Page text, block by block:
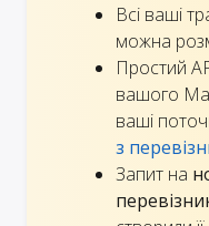
Всі ваші
можна
Простий
вашого
ваші
з
Запит на